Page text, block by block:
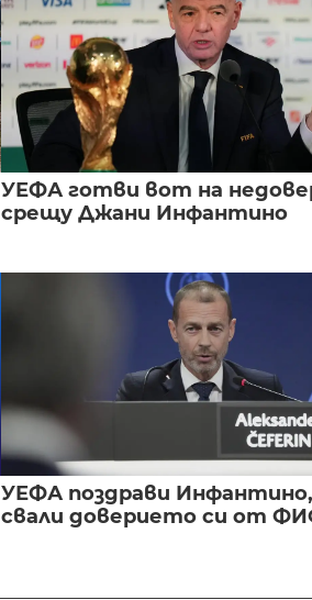
УЕФА готви вот на
срещу Джани Инфантино
УЕФА поздрави
свали доверието си от